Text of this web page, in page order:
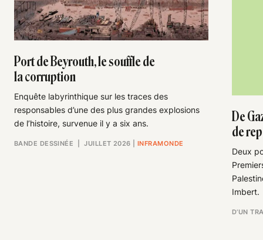
Port de Beyrouth, le souffle de
la corruption
Enquête labyrinthique sur les traces des
responsables d’une des plus grandes explosions
de l’histoire, survenue il y a six ans.
BANDE DESSINÉE | JUILLET 2026 INFRAMONDE
De
de
Deux
Imbert.
D’UN